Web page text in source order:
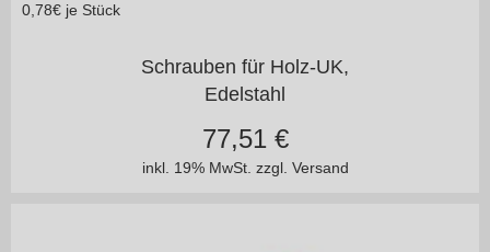
0,78€ je Stück
Schrauben für Holz-UK,
Edelstahl
inkl. 19% MwSt. zzgl. Versand
77,51€